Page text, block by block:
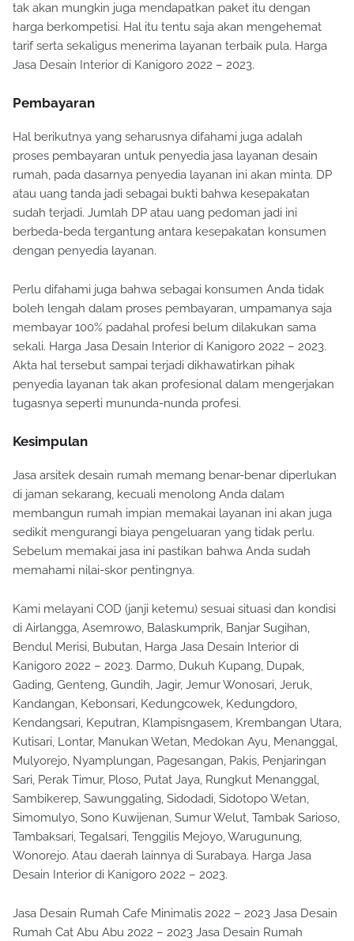
tak akan mungkin juga mendapatkan paket itu dengan
harga berkompetisi. Hal itu tentu saja akan mengehemat
tarif serta sekaligus menerima layanan terbaik pula. Harga
Jasa Desain Interior di Kanigoro 2022 – 2023.
Pembayaran
Hal berikutnya yang seharusnya difahami juga adalah
proses pembayaran untuk penyedia jasa layanan desain
rumah, pada dasarnya penyedia layanan ini akan minta. DP
atau uang tanda jadi sebagai bukti bahwa kesepakatan
sudah terjadi. Jumlah DP atau uang pedoman jadi ini
berbeda-beda tergantung antara kesepakatan konsumen
dengan penyedia layanan.
Perlu difahami juga bahwa sebagai konsumen Anda tidak
boleh lengah dalam proses pembayaran, umpamanya saja
membayar 100% padahal profesi belum dilakukan sama
sekali. Harga Jasa Desain Interior di Kanigoro 2022 – 2023.
Akta hal tersebut sampai terjadi dikhawatirkan pihak
penyedia layanan tak akan profesional dalam mengerjakan
tugasnya seperti mununda-nunda profesi.
Kesimpulan
Jasa arsitek desain rumah memang benar-benar diperlukan
di jaman sekarang, kecuali menolong Anda dalam
membangun rumah impian memakai layanan ini akan juga
sedikit mengurangi biaya pengeluaran yang tidak perlu.
Sebelum memakai jasa ini pastikan bahwa Anda sudah
memahami nilai-skor pentingnya.
Kami melayani COD (janji ketemu) sesuai situasi dan kondisi
di Airlangga, Asemrowo, Balaskumprik, Banjar Sugihan,
Bendul Merisi, Bubutan, Harga Jasa Desain Interior di
Kanigoro 2022 – 2023. Darmo, Dukuh Kupang, Dupak,
Gading, Genteng, Gundih, Jagir, Jemur Wonosari, Jeruk,
Kandangan, Kebonsari, Kedungcowek, Kedungdoro,
Kendangsari, Keputran, Klampisngasem, Krembangan Utara,
Kutisari, Lontar, Manukan Wetan, Medokan Ayu, Menanggal,
Mulyorejo, Nyamplungan, Pagesangan, Pakis, Penjaringan
Sari, Perak Timur, Ploso, Putat Jaya, Rungkut Menanggal,
Sambikerep, Sawunggaling, Sidodadi, Sidotopo Wetan,
Simomulyo, Sono Kuwijenan, Sumur Welut, Tambak Sarioso,
Tambaksari, Tegalsari, Tenggilis Mejoyo, Warugunung,
Wonorejo. Atau daerah lainnya di Surabaya. Harga Jasa
Desain Interior di Kanigoro 2022 – 2023.
Jasa Desain Rumah Cafe Minimalis 2022 – 2023 Jasa Desain
Rumah Cat Abu Abu 2022 – 2023 Jasa Desain Rumah